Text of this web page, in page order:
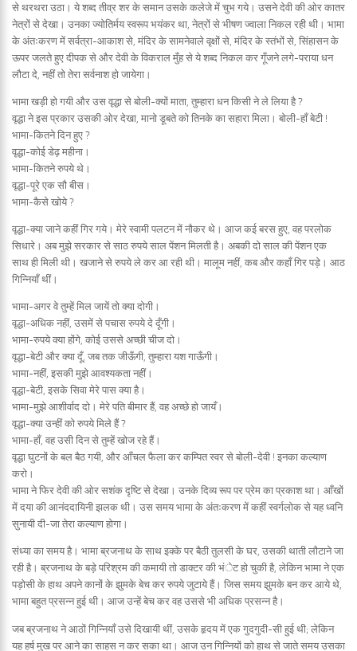
से थरथरा उठा। ये शब्द तीव्र शर के समान उसके कलेजे में चुभ गये। उसने देवी की ओर कातर
नेत्रों से देखा। उनका ज्योतिर्मय स्वरूप भयंकर था, नेत्रों से भीषण ज्वाला निकल रही थी। भामा
के अंतःकरण में सर्वत्रा-आकाश से, मंदिर के सामनेवाले वृक्षों से, मंदिर के स्तंभों से, सिंहासन के
ऊपर जलते हुए दीपक से और देवी के विकराल मुँह से ये शब्द निकल कर गूँजने लगे-पराया धन
लौटा दे, नहीं तो तेरा सर्वनाश हो जायेगा।
भामा खड़ी हो गयी और उस वृद्धा से बोली-क्यों माता, तुम्हारा धन किसी ने ले लिया है ?
वृद्धा ने इस प्रकार उसकी ओर देखा, मानो डूबते को तिनके का सहारा मिला। बोली-हाँ बेटी !
भामा-कितने दिन हुए ?
वृद्धा-कोई डेढ़ महीना।
भामा-कितने रुपये थे।
वृद्धा-पूरे एक सौ बीस।
भामा-कैसे खोये ?
वृद्धा-क्या जाने कहीं गिर गये। मेरे स्वामी पलटन में नौकर थे। आज कई बरस हुए, वह परलोक
सिधारे। अब मुझे सरकार से साठ रुपये साल पेंशन मिलती है। अबकी दो साल की पेंशन एक
साथ ही मिली थी। खजाने से रुपये ले कर आ रही थी। मालूम नहीं, कब और कहाँ गिर पड़े। आठ
गिन्नियाँ थीं।
भामा-अगर वे तुम्हें मिल जायें तो क्या दोगी।
वृद्धा-अधिक नहीं, उसमें से पचास रुपये दे दूँगी।
भामा-रुपये क्या होंगे, कोई उससे अच्छी चीज दो।
वृद्धा-बेटी और क्या दूँ, जब तक जीऊँगी, तुम्हारा यश गाऊँगी।
भामा-नहीं, इसकी मुझे आवश्यकता नहीं।
वृद्धा-बेटी, इसके सिवा मेरे पास क्या है।
भामा-मुझे आशीर्वाद दो। मेरे पति बीमार हैं, वह अच्छे हो जायँ।
वृद्धा-क्या उन्हीं को रुपये मिले हैं ?
भामा-हाँ, वह उसी दिन से तुम्हें खोज रहे हैं।
वृद्धा घुटनों के बल बैठ गयी, और आँचल फैला कर कम्पित स्वर से बोली-देवी ! इनका कल्याण
करो।
भामा ने फिर देवी की ओर सशंक दृष्टि से देखा। उनके दिव्य रूप पर प्रेम का प्रकाश था। आँखों
में दया की आनंददायिनी झलक थी। उस समय भामा के अंतःकरण में कहीं स्वर्गलोक से यह ध्वनि
सुनायी दी-जा तेरा कल्याण होगा।
संध्या का समय है। भामा ब्रजनाथ के साथ इक्के पर बैठी तुलसी के घर, उसकी थाती लौटाने जा
रही है। ब्रजनाथ के बड़े परिश्रम की कमायी तो डाक्टर की भंेट हो चुकी है, लेकिन भामा ने एक
पड़ोसी के हाथ अपने कानों के झुमके बेच कर रुपये जुटाये हैं। जिस समय झुमके बन कर आये थे,
भामा बहुत प्रसन्न हुई थी। आज उन्हें बेच कर वह उससे भी अधिक प्रसन्न है।
जब ब्रजनाथ ने आठों गिन्नियाँ उसे दिखायी थीं, उसके हृदय में एक गुदगुदी-सी हुई थी; लेकिन
यह हर्ष मुख पर आने का साहस न कर सका था। आज उन गिन्नियों को हाथ से जाते समय उसका